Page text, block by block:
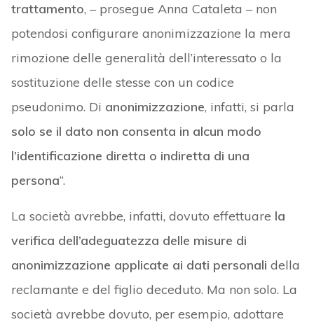
trattamento, – prosegue Anna Cataleta – non
potendosi configurare anonimizzazione la mera
rimozione delle generalità dell’interessato o la
sostituzione delle stesse con un codice
pseudonimo. Di anonimizzazione, infatti, si parla
solo se il dato non consenta in alcun modo
l’identificazione diretta o indiretta di una
persona“.
La società avrebbe, infatti, dovuto effettuare la
verifica dell’adeguatezza delle misure di
anonimizzazione applicate ai dati personali della
reclamante e del figlio deceduto. Ma non solo. La
società avrebbe dovuto, per esempio, adottare